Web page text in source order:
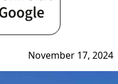
November 17, 2024